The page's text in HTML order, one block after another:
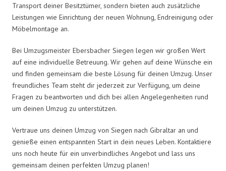
Transport deiner Besitztümer, sondern bieten auch zusätzliche
Leistungen wie Einrichtung der neuen Wohnung, Endreinigung oder
Möbelmontage an.
Bei Umzugsmeister Ebersbacher Siegen legen wir großen Wert
auf eine individuelle Betreuung. Wir gehen auf deine Wünsche ein
und finden gemeinsam die beste Lösung für deinen Umzug. Unser
freundliches Team steht dir jederzeit zur Verfügung, um deine
Fragen zu beantworten und dich bei allen Angelegenheiten rund
um deinen Umzug zu unterstützen.
Vertraue uns deinen Umzug von Siegen nach Gibraltar an und
genieße einen entspannten Start in dein neues Leben. Kontaktiere
uns noch heute für ein unverbindliches Angebot und lass uns
gemeinsam deinen perfekten Umzug planen!